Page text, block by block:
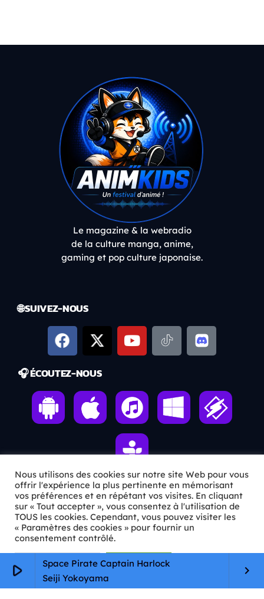
play_arrow
Space Pirate Captain Harlock
Seiji Yokoyama
keyboard_arrow_right
Le magazine & la webradio
de la culture manga, anime,
gaming et pop culture japonaise.
🌐 SUIVEZ-NOUS
🎧 ÉCOUTEZ-NOUS
ℹ️ INFOS PRATIQUES
✉️Contact
🦊Qui sommes-nous ?
📄
Mentions légales
Nous utilisons des cookies sur notre site Web pour vous
offrir l'expérience la plus pertinente en mémorisant
vos préférences et en répétant vos visites. En cliquant
sur « Tout accepter », vous consentez à l'utilisation de
TOUS les cookies. Cependant, vous pouvez visiter les
« Paramètres des cookies » pour fournir un
consentement contrôlé.
Paramètres Cookie Tout accepter